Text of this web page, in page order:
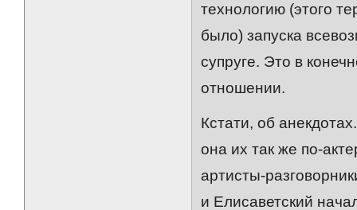
технологию (этого
было) запуска
супруге. Это в
отношении.
Кстати, об
она их так же по-
артисты-
и Елисаветский